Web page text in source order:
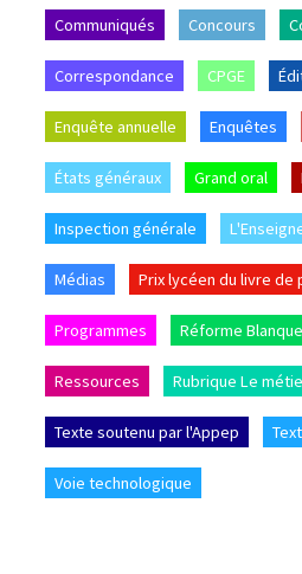
Communiqués Concours
Correspondance CPGE
Enquête annuelle Enquêtes
États généraux Grand oral
Inspection générale
Médias Prix lycéen du livre de
Programmes Réforme
Ressources Rubrique Le
Texte soutenu par l'Appep
Voie technologique